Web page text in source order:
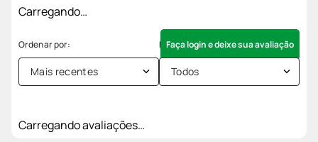
Carregando…
Faça login e deixe sua avaliação
Mais recentes Todos
Carregando avaliações…